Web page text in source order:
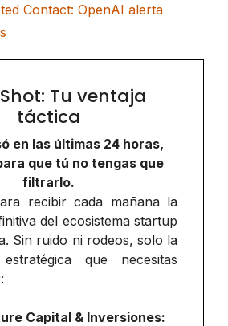
Contact: OpenAI alerta
Tu ventaja
táctica
en las últimas 24 horas,
que tú no tengas que
filtrarlo.
recibir cada mañana la
del ecosistema startup
Sin ruido ni rodeos, solo la
que necesitas
Capital & Inversiones: